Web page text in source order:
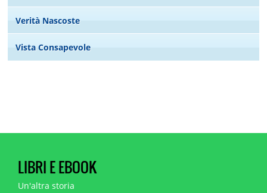
Verità Nascoste
Vista Consapevole
LIBRI E EBOOK
Un'altra storia